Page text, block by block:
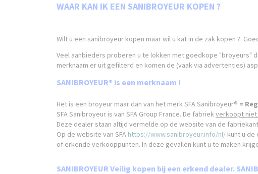
WAAR KAN IK EEN SANIBROYEUR KOPEN ?
Wilt u een sanibroyeur kopen maar wil u kat in de zak kopen ?
Veel aanbieders proberen u te lokken met goedkope "broyeurs"
merknaam er uit gefilterd en komen de (vaak via advertenties)
SANIBROYEUR® is een merknaam !
Het is een broyeur maar dan van het merk SFA Sanibroyeur® =
SFA Sanibroyeur is van SFA Group France. De fabriek verkoopt
Deze dealer staan altijd vermelde op de website van de
Op de website van SFA https://www.sanibroyeur.info/nl/ kunt u
of erkende verkooppunten. In deze gevallen kunt u te maken
SANIBROYEUR Veilig kopen bij een erkend dealer.